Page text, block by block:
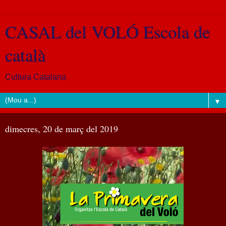
CASAL del VOLÓ Escola de
català
Cultura Catalana
▼
dimecres, 20 de març del 2019